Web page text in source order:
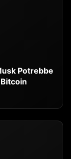
Potrebbe